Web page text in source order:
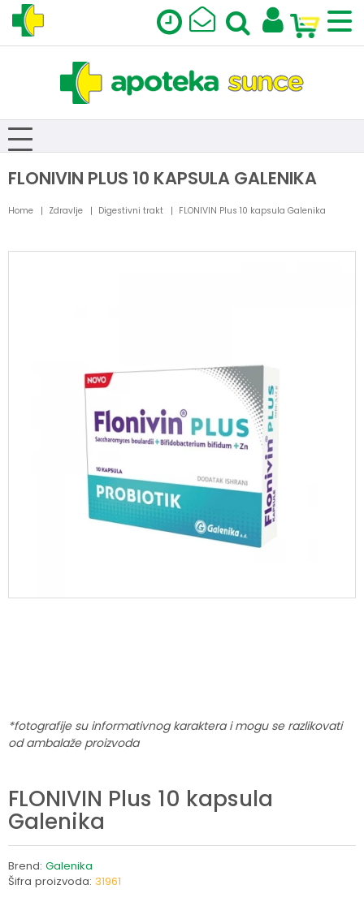
FLONIVIN PLUS 10 KAPSULA GALENIKA
Home Zdravlje Digestivni trakt FLONIVIN Plus 10 kapsula Galenika
*fotografije su informativnog karaktera i mogu se razlikovati
od ambalaže proizvoda
FLONIVIN Plus 10 kapsula
Galenika
Brend: Galenika
Šifra proizvoda: 31961